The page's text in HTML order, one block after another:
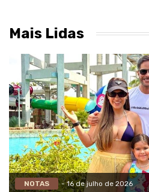
Mais Lidas
NOTAS - 16 de julho de 2026